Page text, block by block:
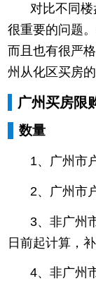
对比不同
很重要的问题
而且也有很严
州从化区买房
广州买房限
数量
1、广州市
2、广州市
3、非广州
日前起计算，
4、非广州